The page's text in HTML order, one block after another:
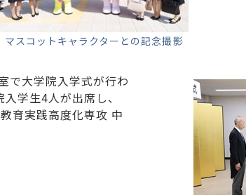
マスコットキャラクターとの記念撮影
で大学院入学式が行わ
学生4人が出席し、
育実践高度化専攻 中